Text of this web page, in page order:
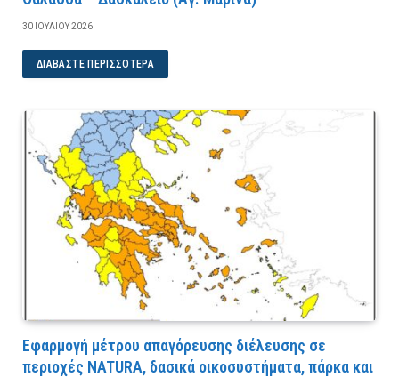
30 ΙΟΥΛΊΟΥ 2026
ΔΙΑΒΆΣΤΕ ΠΕΡΙΣΣΌΤΕΡΑ
Εφαρμογή μέτρου απαγόρευσης διέλευσης σε
περιοχές NATURA, δασικά οικοσυστήματα, πάρκα και